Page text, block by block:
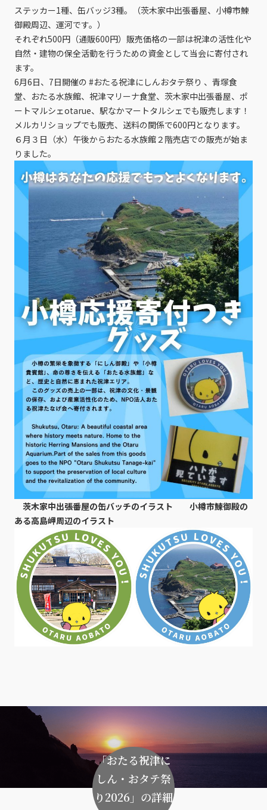
ステッカー1種、缶バッジ3種。（茨木家中出張番屋、小樽市鰊
御殿周辺、運河です。）
それぞれ500円（通販600円）販売価格の一部は祝津の活性化や
自然・建物の保全活動を行うための資金として当会に寄付され
ます。
6月6日、7日開催の #おたる祝津にしんおタテ祭り 、青塚食
堂、おたる水族館、祝津マリーナ食堂、茨木家中出張番屋、ポ
ートマルシェotarue、駅なかマートタルシェでも販売します！
メルカリショップでも販売、送料の関係で600円となります。
６月３日（水）午後からおたる水族館２階売店での販売が始ま
りました。
茨木家中出張番屋の缶バッチのイラスト
小樽市鰊御殿の
ある高島岬周辺のイラスト
「おたる祝津に
しん・おタテ祭
り2026」の詳細